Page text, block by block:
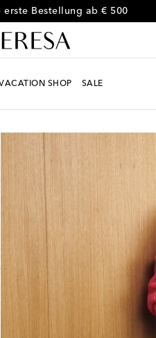
erste Bestellung ab € 500
SHOP SALE